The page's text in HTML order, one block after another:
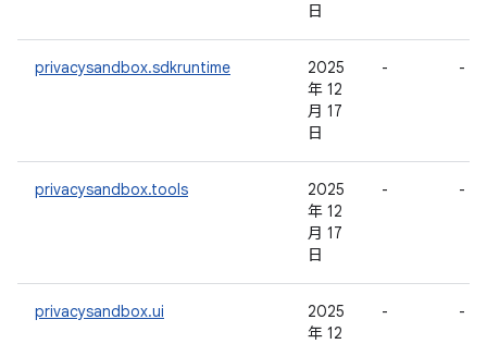
日
privacysandbox.sdkruntime
2025
年 12
月 17
日
- -
privacysandbox.tools
2025
年 12
月 17
日
- -
privacysandbox.ui
2025
年 12
- -